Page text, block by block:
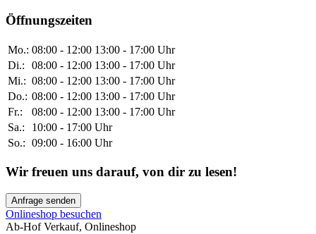
Öffnungszeiten
Mo.: 08:00 - 12:00 13:00 - 17:00 Uhr
Di.:
08:00 - 12:00 13:00 - 17:00 Uhr
Mi.: 08:00 - 12:00 13:00 - 17:00 Uhr
Do.: 08:00 - 12:00 13:00 - 17:00 Uhr
Fr.:
08:00 - 12:00 13:00 - 17:00 Uhr
Sa.:
10:00 - 17:00 Uhr
So.: 09:00 - 16:00 Uhr
Wir freuen uns darauf, von dir zu lesen!
Anfrage senden
Onlineshop besuchen
Ab-Hof Verkauf, Onlineshop